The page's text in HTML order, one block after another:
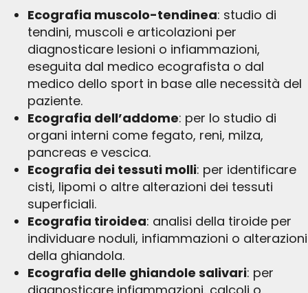
Ecografia muscolo-tendinea: studio di
tendini, muscoli e articolazioni per
diagnosticare lesioni o infiammazioni,
eseguita dal medico ecografista o dal
medico dello sport in base alle necessità del
paziente.
Ecografia dell’addome: per lo studio di
organi interni come fegato, reni, milza,
pancreas e vescica.
Ecografia dei tessuti molli: per identificare
cisti, lipomi o altre alterazioni dei tessuti
superficiali.
Ecografia tiroidea: analisi della tiroide per
individuare noduli, infiammazioni o alterazioni
della ghiandola.
Ecografia delle ghiandole salivari: per